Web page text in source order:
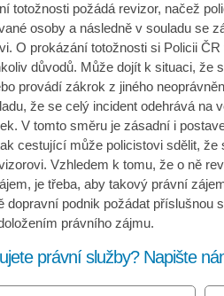
totožnosti požádá revizor, načež
osoby a následně v souladu se
O prokázání totožnosti si Policii
důvodů. Může dojít k situaci, že
provádí zákrok z jiného
že se celý incident odehrává na
V tomto směru je zásadní i
cestující může policistovi sdělit, že
Vzhledem k tomu, že o ně
je třeba, aby takový právní
dopravní podnik požádat příslušnou
právního zájmu.
právní služby? Napište